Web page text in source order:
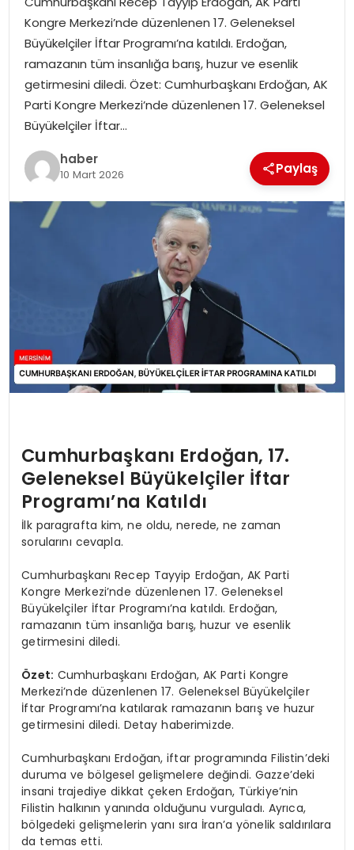
MAGAZIN
DÜNYA
OTOMOBIL
Kongre Merkezi’nde düzenlenen 17. Geleneksel
Büyükelçiler İftar Programı’na katıldı. Erdoğan,
ramazanın tüm insanlığa barış, huzur ve esenlik
getirmesini diledi. Özet: Cumhurbaşkanı Erdoğan, AK
Parti Kongre Merkezi’nde düzenlenen 17. Geleneksel
Büyükelçiler İftar…
haber
10 Mart 2026 Paylaş
Cumhurbaşkanı Erdoğan, 17.
Geleneksel Büyükelçiler İftar
Programı’na Katıldı
İlk paragrafta kim, ne oldu, nerede, ne zaman
sorularını cevapla.
Cumhurbaşkanı Recep Tayyip Erdoğan, AK Parti
Kongre Merkezi’nde düzenlenen 17. Geleneksel
Büyükelçiler İftar Programı’na katıldı. Erdoğan,
ramazanın tüm insanlığa barış, huzur ve esenlik
getirmesini diledi.
Özet: Cumhurbaşkanı Erdoğan, AK Parti Kongre
Merkezi’nde düzenlenen 17. Geleneksel Büyükelçiler
İftar Programı’na katılarak ramazanın barış ve huzur
getirmesini diledi. Detay haberimizde.
Cumhurbaşkanı Erdoğan, iftar programında Filistin’deki
duruma ve bölgesel gelişmelere değindi. Gazze’deki
insani trajediye dikkat çeken Erdoğan, Türkiye’nin
Filistin halkının yanında olduğunu vurguladı. Ayrıca,
bölgedeki gelişmelerin yanı sıra İran’a yönelik saldırılara
da temas etti.